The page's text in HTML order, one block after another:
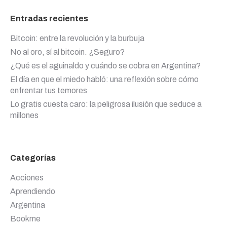
Entradas recientes
Bitcoin: entre la revolución y la burbuja
No al oro, sí al bitcoin. ¿Seguro?
¿Qué es el aguinaldo y cuándo se cobra en Argentina?
El día en que el miedo habló: una reflexión sobre cómo
enfrentar tus temores
Lo gratis cuesta caro: la peligrosa ilusión que seduce a
millones
Categorías
Acciones
Aprendiendo
Argentina
Bookme